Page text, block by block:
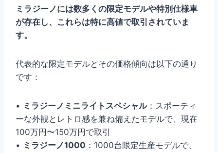
ミラジーノには数多くの限定モデルや特別仕様車
が存在し、これらは特に高値で取引されていま
す。
代表的な限定モデルとその価格傾向は以下の通り
です：
• ミラジーノミニライトスペシャル：スポーティ
ーな外観とレトロ感を兼ね備えたモデルで、現在
100万円〜150万円で取引
• ミラジーノ1000 ：1000台限定生産モデルで、